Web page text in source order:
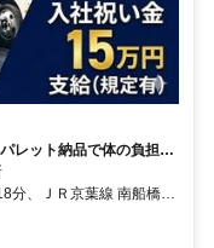
レット納品で体の負担少
リーに走行できる夜勤
分、ＪＲ京葉線 南船橋南
分